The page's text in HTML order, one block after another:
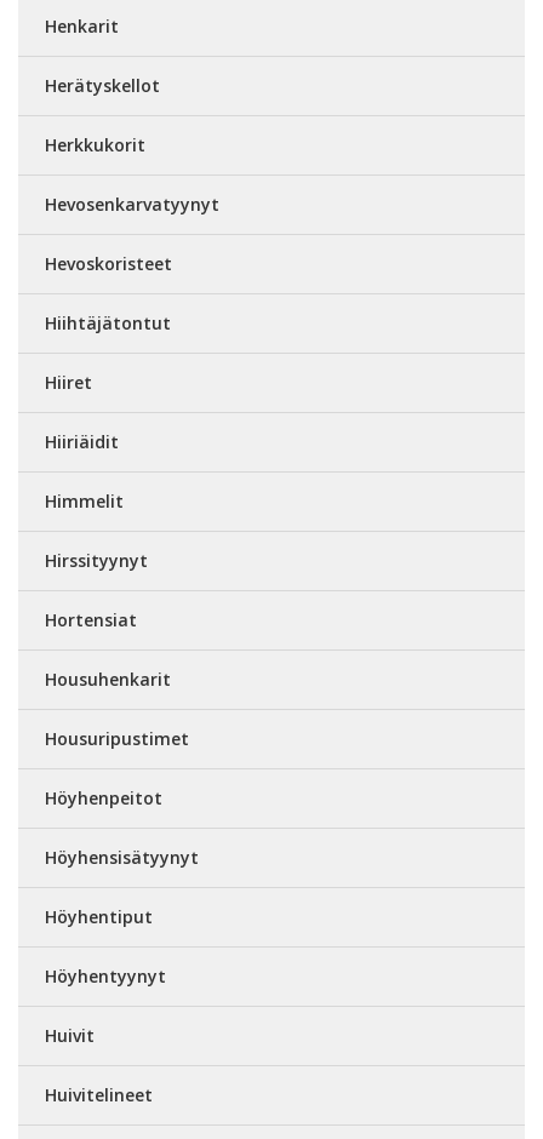
Henkarit
Herätyskellot
Herkkukorit
Hevosenkarvatyynyt
Hevoskoristeet
Hiihtäjätontut
Hiiret
Hiiriäidit
Himmelit
Hirssityynyt
Hortensiat
Housuhenkarit
Housuripustimet
Höyhenpeitot
Höyhensisätyynyt
Höyhentiput
Höyhentyynyt
Huivit
Huivitelineet